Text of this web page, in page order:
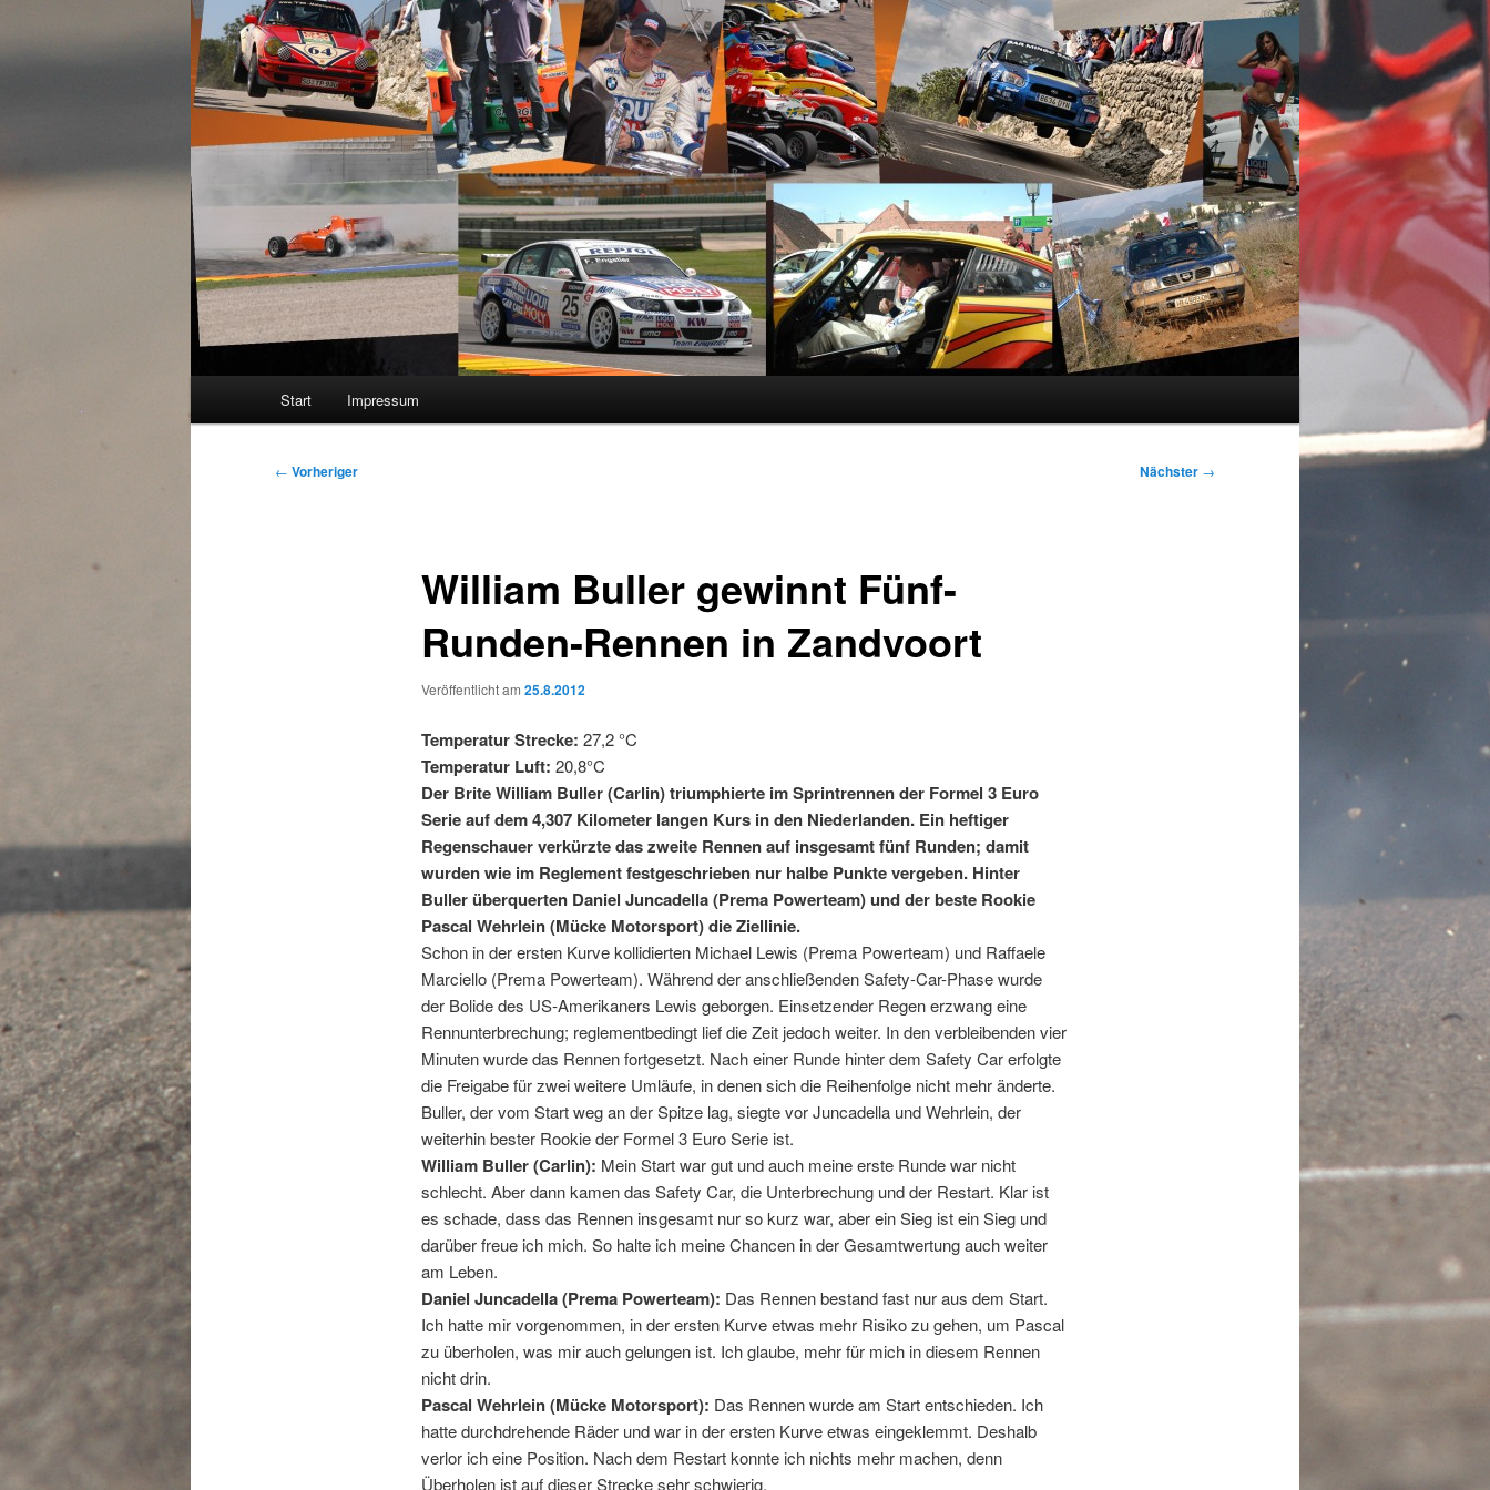
Start Impressum
Beitragsnavigation
← Vorheriger Nächster →
William Buller gewinnt Fünf-
Runden-Rennen in Zandvoort
Veröffentlicht am 25.8.2012
Temperatur Strecke: 27,2 °C
Temperatur Luft: 20,8°C
Der Brite William Buller (Carlin) triumphierte im Sprintrennen der Formel 3 Euro
Serie auf dem 4,307 Kilometer langen Kurs in den Niederlanden. Ein heftiger
Regenschauer verkürzte das zweite Rennen auf insgesamt fünf Runden; damit
wurden wie im Reglement festgeschrieben nur halbe Punkte vergeben. Hinter
Buller überquerten Daniel Juncadella (Prema Powerteam) und der beste Rookie
Pascal Wehrlein (Mücke Motorsport) die Ziellinie.
Schon in der ersten Kurve kollidierten Michael Lewis (Prema Powerteam) und Raffaele
Marciello (Prema Powerteam). Während der anschließenden Safety-Car-Phase wurde
der Bolide des US-Amerikaners Lewis geborgen. Einsetzender Regen erzwang eine
Rennunterbrechung; reglementbedingt lief die Zeit jedoch weiter. In den verbleibenden vier
Minuten wurde das Rennen fortgesetzt. Nach einer Runde hinter dem Safety Car erfolgte
die Freigabe für zwei weitere Umläufe, in denen sich die Reihenfolge nicht mehr änderte.
Buller, der vom Start weg an der Spitze lag, siegte vor Juncadella und Wehrlein, der
weiterhin bester Rookie der Formel 3 Euro Serie ist.
William Buller (Carlin): Mein Start war gut und auch meine erste Runde war nicht
schlecht. Aber dann kamen das Safety Car, die Unterbrechung und der Restart. Klar ist
es schade, dass das Rennen insgesamt nur so kurz war, aber ein Sieg ist ein Sieg und
darüber freue ich mich. So halte ich meine Chancen in der Gesamtwertung auch weiter
am Leben.
Daniel Juncadella (Prema Powerteam): Das Rennen bestand fast nur aus dem Start.
Ich hatte mir vorgenommen, in der ersten Kurve etwas mehr Risiko zu gehen, um Pascal
zu überholen, was mir auch gelungen ist. Ich glaube, mehr für mich in diesem Rennen
nicht drin.
Pascal Wehrlein (Mücke Motorsport): Das Rennen wurde am Start entschieden. Ich
hatte durchdrehende Räder und war in der ersten Kurve etwas eingeklemmt. Deshalb
verlor ich eine Position. Nach dem Restart konnte ich nichts mehr machen, denn
Überholen ist auf dieser Strecke sehr schwierig.